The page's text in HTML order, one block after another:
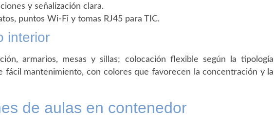
y señalización clara.
puntos Wi-Fi y tomas RJ45 para TIC.
interior
armarios, mesas y sillas; colocación flexible según la tipología
fácil mantenimiento, con colores que favorecen la concentración y la
de aulas en contenedor